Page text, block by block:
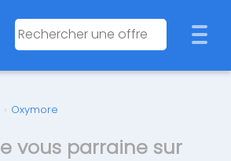
› Oxymore
vous parraine sur